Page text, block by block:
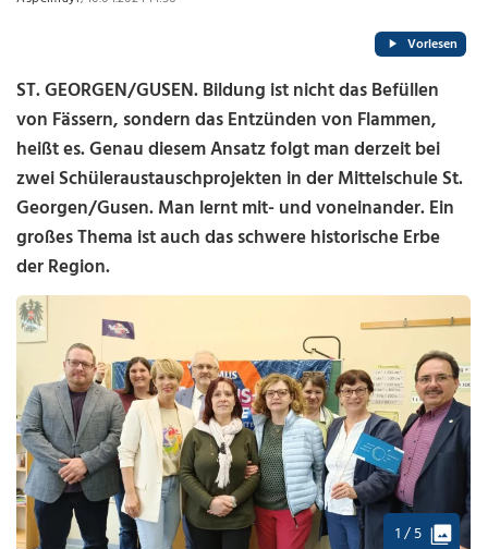
Vorlesen
ST. GEORGEN/GUSEN. Bildung ist nicht das Befüllen
von Fässern, sondern das Entzünden von Flammen,
heißt es. Genau diesem Ansatz folgt man derzeit bei
zwei Schüleraustauschprojekten in der Mittelschule St.
Georgen/Gusen. Man lernt mit- und voneinander. Ein
großes Thema ist auch das schwere historische Erbe
der Region.
1 / 5